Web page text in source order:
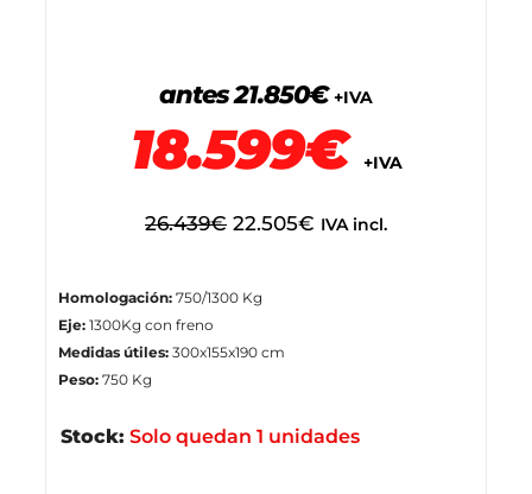
antes 21.850€+IVA
18.599€ +IVA
26.439€ 22.505€ IVA incl.
Homologación: 750/1300 Kg
Eje: 1300Kg con freno
Medidas útiles: 300x155x190 cm
Peso: 750 Kg
Stock: Solo quedan 1 unidades